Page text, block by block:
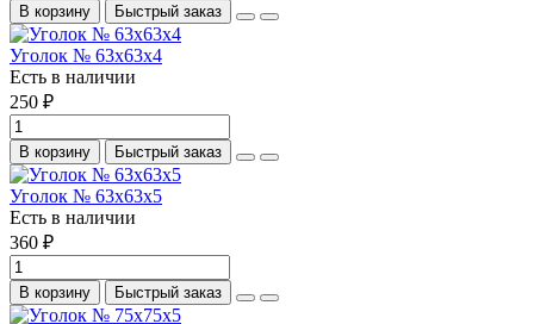
В корзину Быстрый заказ
Уголок № 63х63х4
Есть в наличии
250 ₽
В корзину Быстрый заказ
Уголок № 63х63х5
Есть в наличии
360 ₽
В корзину Быстрый заказ